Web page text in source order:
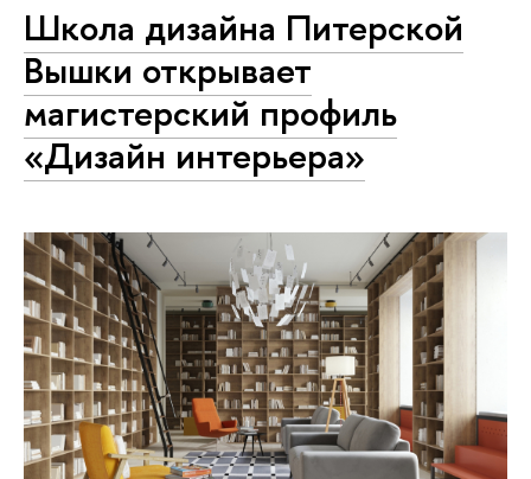
Школа дизайна Питерской
Вышки открывает
магистерский профиль
«Дизайн интерьера»